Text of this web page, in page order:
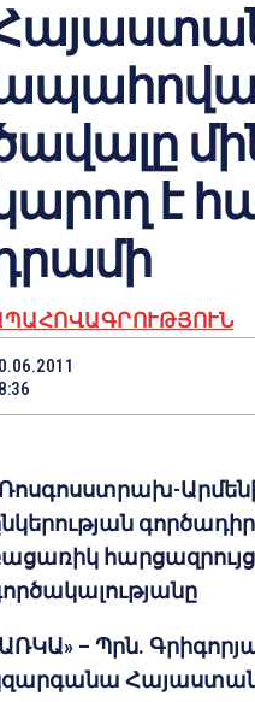
է
– Պրն.